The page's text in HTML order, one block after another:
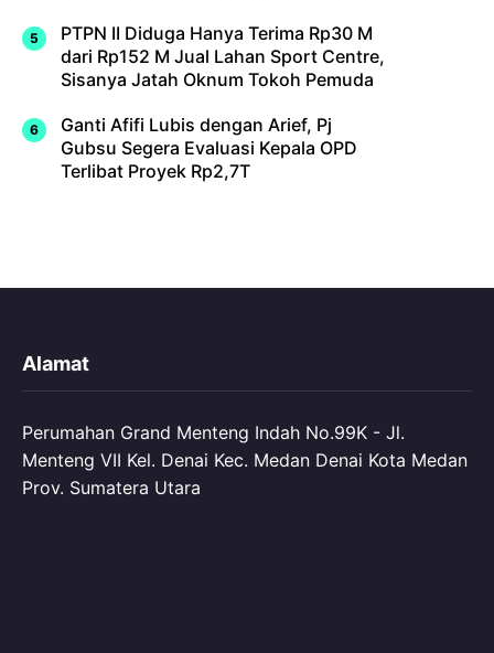
PTPN II Diduga Hanya Terima Rp30 M
dari Rp152 M Jual Lahan Sport Centre,
Sisanya Jatah Oknum Tokoh Pemuda
Ganti Afifi Lubis dengan Arief, Pj
Gubsu Segera Evaluasi Kepala OPD
Terlibat Proyek Rp2,7T
Alamat
Perumahan Grand Menteng Indah No.99K - Jl.
Menteng VII Kel. Denai Kec. Medan Denai Kota Medan
Prov. Sumatera Utara